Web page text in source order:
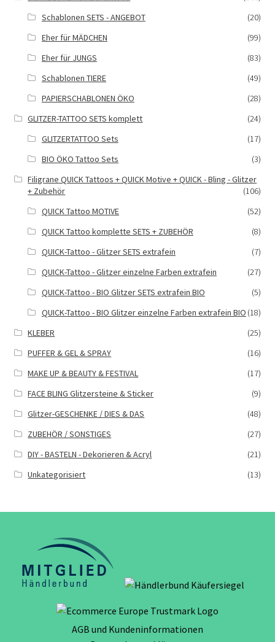
Schablonen SETS - ANGEBOT
(20)
Eher für MÄDCHEN
(99)
Eher für JUNGS
(83)
Schablonen TIERE
(49)
PAPIERSCHABLONEN ÖKO
(28)
GLITZER-TATTOO SETS komplett
(24)
GLITZERTATTOO Sets
(17)
BIO ÖKO Tattoo Sets
(3)
Filigrane QUICK Tattoos + QUICK Motive + QUICK - Bling - Glitzer
+ Zubehör
(106)
QUICK Tattoo MOTIVE
(52)
QUICK Tattoo komplette SETS + ZUBEHÖR
(8)
QUICK-Tattoo - Glitzer SETS extrafein
(7)
QUICK-Tattoo - Glitzer einzelne Farben extrafein
(27)
QUICK-Tattoo - BIO Glitzer SETS extrafein BIO
(5)
QUICK-Tattoo - BIO Glitzer einzelne Farben extrafein BIO (18)
KLEBER
(25)
PUFFER & GEL & SPRAY
(16)
MAKE UP & BEAUTY & FESTIVAL
(17)
FACE BLING Glitzersteine & Sticker
(9)
Glitzer-GESCHENKE / DIES & DAS
(48)
ZUBEHÖR / SONSTIGES
(27)
DIY - BASTELN - Dekorieren & Acryl
(21)
Unkategorisiert
(13)
AGB und Kundeninformationen